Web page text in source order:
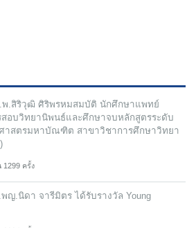
.สิริวุฒิ ศิริพรหมสมบัติ นักศึกษาแพทย์
อบวิทยานิพนธ์และศึกษาจบหลักสูตรระดับ
าสตรมหาบัณฑิต สาขาวิชาการศึกษาวิทยา
1299 ครั้ง
.นิดา จารีมิตร ได้รับรางวัล Young